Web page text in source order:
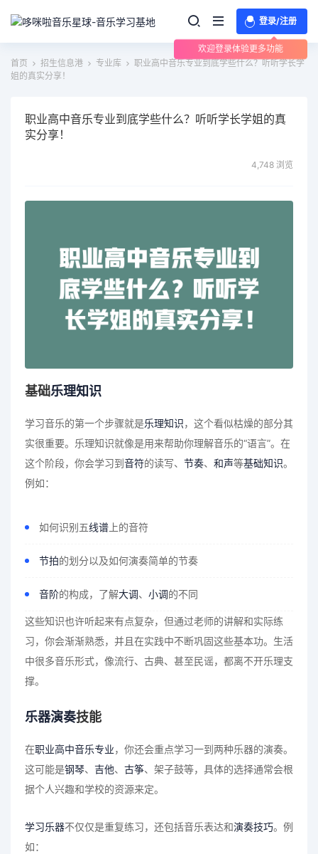
登录/注册
欢迎登录体验更多功能
首页
招生信息港 专业库
职业高中音乐专业到底学些什么？听听学长学
姐的真实分享！
职业高中音乐专业到底学些什么？听听学长学姐的真
实分享！
4,748 浏览
基础乐理知识
学习音乐的第一个步骤就是乐理知识，这个看似枯燥的部分其
实很重要。乐理知识就像是用来帮助你理解音乐的“语言”。在
这个阶段，你会学习到音符的读写、 节奏、 和声等基础知识。
例如：
如何识别五线谱 上的音符
节拍的划分以及如何演奏简单的节奏
音阶的构成，了解大调、 小调的不同
这些知识也许听起来有点复杂，但通过老师的讲解和实际练
习，你会渐渐熟悉，并且在实践中不断巩固这些基本功。生活
中很多音乐形式，像流行、古典、甚至民谣，都离不开乐理支
撑。
乐器演奏技能
在职业高中音乐专业，你还会重点学习一到两种乐器的演奏。
这可能是钢琴、 吉他、 古筝、架子鼓等，具体的选择通常会根
据个人兴趣和学校的资源来定。
学习乐器不仅仅是重复练习，还包括音乐表达和演奏技巧。例
如：